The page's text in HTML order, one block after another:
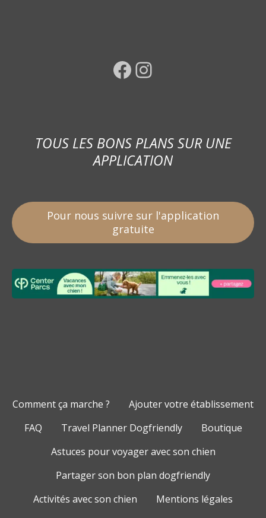
Facebook Instagram
TOUS LES BONS PLANS SUR UNE
APPLICATION
Pour nous suivre sur l'application
gratuite
Comment ça marche ?
Ajouter votre établissement
FAQ
Travel Planner Dogfriendly
Boutique
Astuces pour voyager avec son chien
Partager son bon plan dogfriendly
Activités avec son chien
Mentions légales